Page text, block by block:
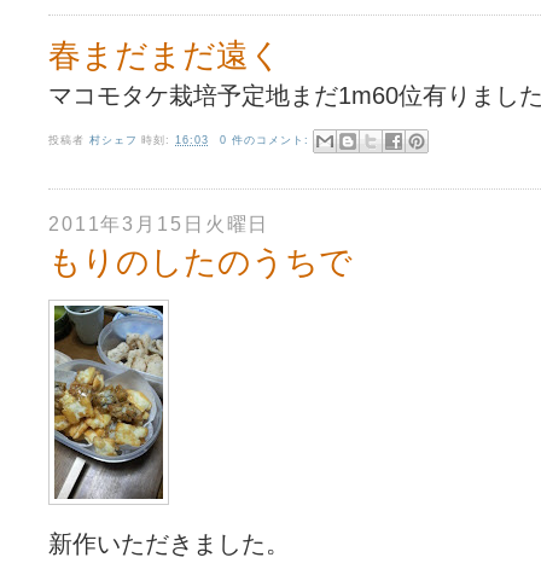
春まだまだ遠く
マコモタケ栽培予定地まだ1m60位有りまし
投稿者 村シェフ 時刻: 16:03 0 件のコメント:
2011年3月15日火曜日
もりのしたのうちで
新作いただきました。